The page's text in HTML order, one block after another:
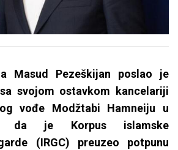
Masud Pezeškijan poslao je
svojom ostavkom kancelariji
vođe Modžtabi Hamneiju u
da je Korpus islamske
(IRGC) preuzeo potpunu